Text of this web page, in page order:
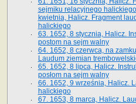
sejmiku relacyjnego
kwietnia, Halicz. Fragment
halickiego
63. 1652, 8 stycznia, Halicz.
postom na sejm walny
64. 1652, 8 czerwca, na
Laudum ziemian
65. 1652, 8 lipca, Halicz.
posłom na sejm walny
66. 1652, 9 września, Halicz.
halickiego
67. 1653, 8 marca, Halicz.